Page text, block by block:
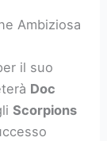
Ambiziosa
il suo
Doc
Scorpions